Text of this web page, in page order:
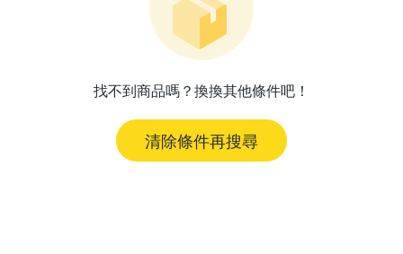
找不到商品嗎？換換其他條件吧！
清除條件再搜尋